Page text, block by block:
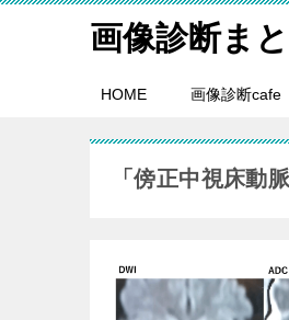
画像診断ま
HOME 画像診断cafe
「傍正中視床動